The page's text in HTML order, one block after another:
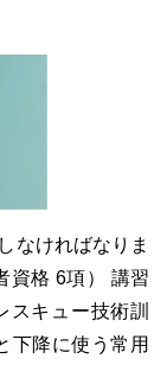
なければなりま
資格 6項） 講習
キュー技術訓
下降に使う常用